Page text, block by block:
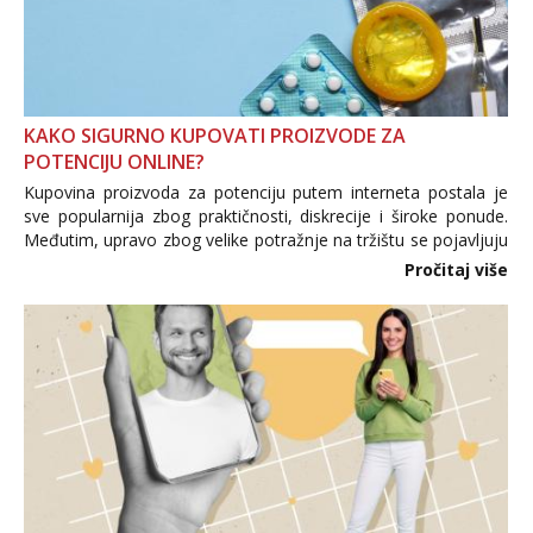
KAKO SIGURNO KUPOVATI PROIZVODE ZA
POTENCIJU ONLINE?
Kupovina proizvoda za potenciju putem interneta postala je
sve popularnija zbog praktičnosti, diskrecije i široke ponude.
Međutim, upravo zbog velike potražnje na tržištu se pojavljuju
i brojni krivotvoreni proizvodi, nepouzdane internetske
Pročitaj više